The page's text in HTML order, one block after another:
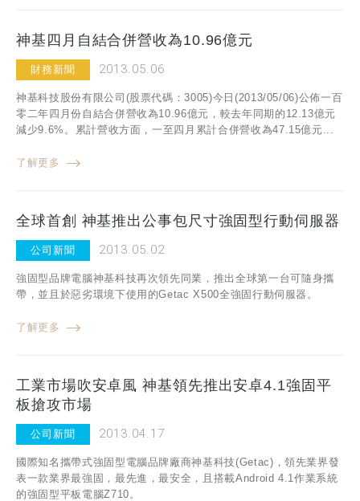
神基四月自結合併營收為10.96億元
財務新聞 2013.05.06
神基科技股份有限公司(股票代碼：3005)今日(2013/05/06)公佈一百
零二年四月份自結合併營收為10.96億元，較去年同期的12.13億元
減少9.6%。累計營收方面，一至四月累計合併營收為47.15億元...
了解更多
全球首創 神基推出公事包尺寸強固型行動伺服器
公司新聞 2013.05.02
強固型品牌電腦神基科技再次領先同業，推出全球第一台可隨身攜
帶，並且於惡劣環境下使用的Getac X500全強固行動伺服器。
了解更多
工業市場吹安卓風 神基領先推出安卓4.1強固平
板搶攻市場
公司新聞 2013.04.17
國際知名攜帶式強固型電腦品牌廠商神基科技(Getac)，領先業界發
表一款業界最強固，最先進，最安全，且搭載Android 4.1作業系統
的強固型平板電腦Z710。